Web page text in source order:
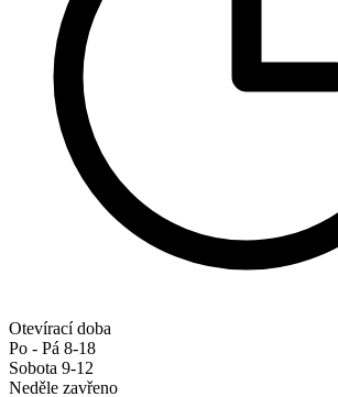
Otevírací doba
Po - Pá 8-18
Sobota 9-12
Neděle zavřeno